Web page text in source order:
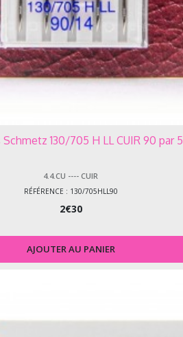
130/705 H LL CUIR 90 par 5
4.4.CU ---- CUIR
RÉFÉRENCE : 130/705HLL90
2€30
AJOUTER AU PANIER